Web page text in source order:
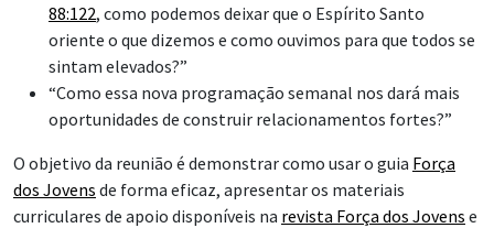
88:122, como podemos deixar que o Espírito Santo
oriente o que dizemos e como ouvimos para que todos se
sintam elevados?”
“Como essa nova programação semanal nos dará mais
oportunidades de construir relacionamentos fortes?”
O objetivo da reunião é demonstrar como usar o guia Força
dos Jovens de forma eficaz, apresentar os materiais
curriculares de apoio disponíveis na revista Força dos Jovens e